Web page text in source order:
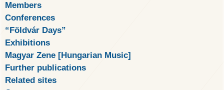
Members
Conferences
“Földvár Days”
Exhibitions
Magyar Zene [Hungarian Music]
Further publications
Related sites